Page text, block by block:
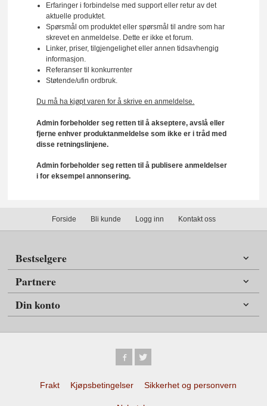
Erfaringer i forbindelse med support eller retur av det
aktuelle produktet.
Spørsmål om produktet eller spørsmål til andre som har
skrevet en anmeldelse. Dette er ikke et forum.
Linker, priser, tilgjengelighet eller annen tidsavhengig
informasjon.
Referanser til konkurrenter
Støtende/ufin ordbruk.
Du må ha kjøpt varen for å skrive en anmeldelse.
Admin forbeholder seg retten til å akseptere, avslå eller
fjerne enhver produktanmeldelse som ikke er i tråd med
disse retningslinjene.
Admin forbeholder seg retten til å publisere anmeldelser
i for eksempel annonsering.
Forside Bli kunde Logg inn Kontakt oss
Bestselgere
Partnere
Din konto
Frakt Kjøpsbetingelser Sikkerhet og personvern